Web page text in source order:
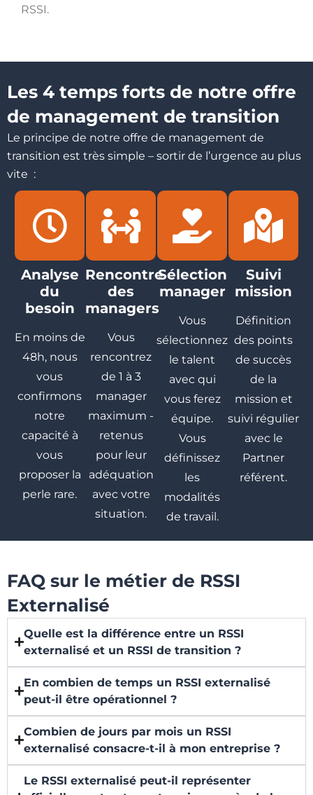
RSSI.
Les 4 temps forts de notre offre
de management de transition
Le principe de notre offre de management de
transition est très simple – sortir de l’urgence au plus
vite :
Analyse
du
besoin
En moins de
48h, nous
vous
confirmons
notre
capacité à
vous
proposer la
perle rare.
Rencontre
des
managers
Vous
rencontrez
de 1 à 3
manager
maximum -
retenus
pour leur
adéquation
avec votre
situation.
Sélection
manager
Vous
sélectionnez
le talent
avec qui
vous ferez
équipe.
Vous
définissez
les
modalités
de travail.
Suivi
mission
Définition
des points
de succès
de la
mission et
suivi régulier
avec le
Partner
référent.
FAQ sur le métier de RSSI
Externalisé
Quelle est la différence entre un RSSI
externalisé et un RSSI de transition ?
En combien de temps un RSSI externalisé
peut-il être opérationnel ?
Combien de jours par mois un RSSI
externalisé consacre-t-il à mon entreprise ?
Le RSSI externalisé peut-il représenter